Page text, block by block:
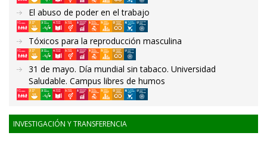
El abuso de poder en el trabajo
Tóxicos para la reproducción masculina
31 de mayo. Día mundial sin tabaco. Universidad
Saludable. Campus libres de humos
INVESTIGACIÓN Y TRANSFERENCIA